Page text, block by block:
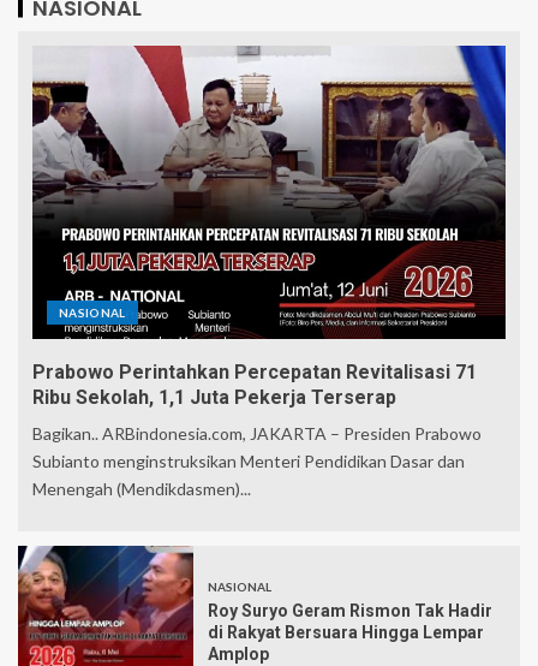
NASIONAL
NASIONAL
Prabowo Perintahkan Percepatan Revitalisasi 71
Ribu Sekolah, 1,1 Juta Pekerja Terserap
Bagikan.. ARBindonesia.com, JAKARTA – Presiden Prabowo
Subianto menginstruksikan Menteri Pendidikan Dasar dan
Menengah (Mendikdasmen)...
NASIONAL
Roy Suryo Geram Rismon Tak Hadir
di Rakyat Bersuara Hingga Lempar
Amplop